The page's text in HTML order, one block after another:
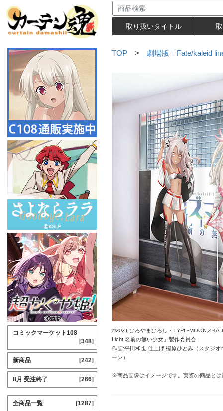
取り扱いタイトル
TOP > 劇場版「Fate/kaleid
©2021 ひろやまひろし・TYPE-MOON／
Licht 名前の無い少女」製作委員会
作画:平田和也 仕上げ:樫原ひとみ（スタジ
ーン）
※商品画像はイメージです。実際の商品と
コミックマーケット108
[348]
新商品 [242]
8月 受注終了 [266]
全商品一覧 [1287]